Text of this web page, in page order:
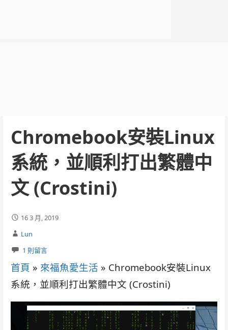
Chromebook安裝Linux
系統，並順利打出繁體中
文 (Crostini)
16 3 月, 2019
Lun
1 則留言
首頁 » 來福魚愛生活 » Chromebook安裝Linux
系統，並順利打出繁體中文 (Crostini)